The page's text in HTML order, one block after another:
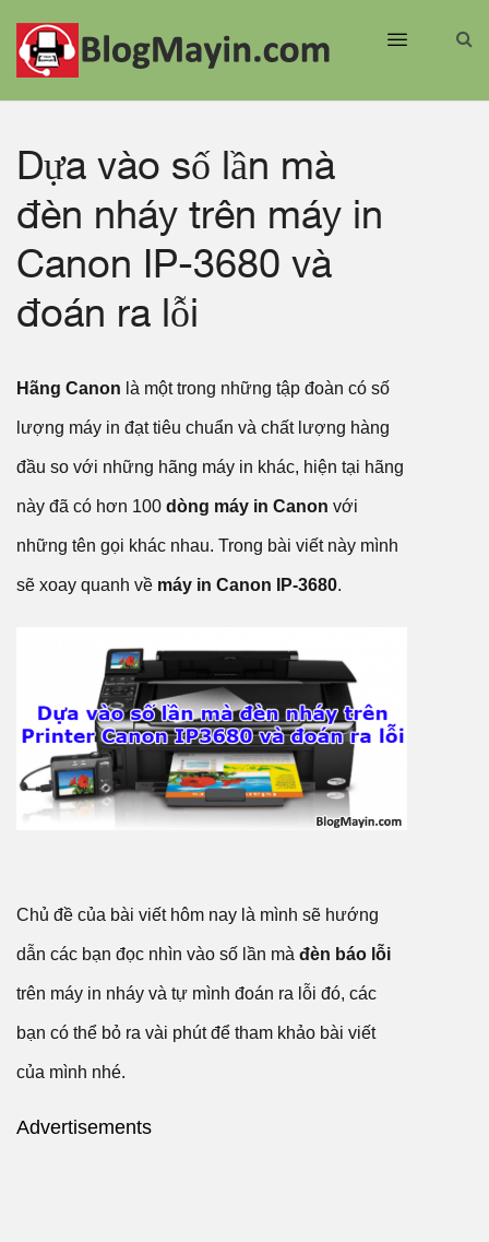
Dựa vào số lần mà
đèn nháy trên máy in
Canon IP-3680 và
đoán ra lỗi
Hãng Canon là một trong những tập đoàn có số
lượng máy in đạt tiêu chuẩn và chất lượng hàng
đầu so với những hãng máy in khác, hiện tại hãng
này đã có hơn 100 dòng máy in Canon với
những tên gọi khác nhau. Trong bài viết này mình
sẽ xoay quanh về máy in Canon IP-3680.
Chủ đề của bài viết hôm nay là mình sẽ hướng
dẫn các bạn đọc nhìn vào số lần mà đèn báo lỗi
trên máy in nháy và tự mình đoán ra lỗi đó, các
bạn có thể bỏ ra vài phút để tham khảo bài viết
của mình nhé.
Advertisements